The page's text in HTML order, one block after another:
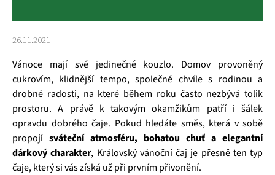
26.11.2021
Vánoce mají své jedinečné kouzlo. Domov provoněný
cukrovím, klidnější tempo, společné chvíle s rodinou a
drobné radosti, na které během roku často nezbývá tolik
prostoru. A právě k takovým okamžikům patří i šálek
opravdu dobrého čaje. Pokud hledáte směs, která v sobě
propojí sváteční atmosféru, bohatou chuť a elegantní
dárkový charakter, Královský vánoční čaj je přesně ten typ
čaje, který si vás získá už při prvním přivonění.